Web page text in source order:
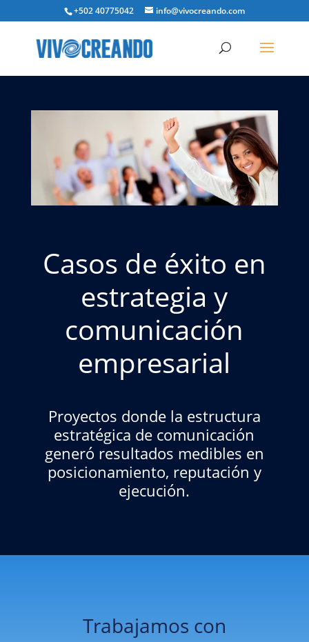
+502 40775042 info@vivocreando.com
Casos de éxito en
estrategia y
comunicación
empresarial
Proyectos donde la estructura
estratégica de comunicación
generó resultados medibles en
posicionamiento, reputación y
ejecución.
Trabajamos con